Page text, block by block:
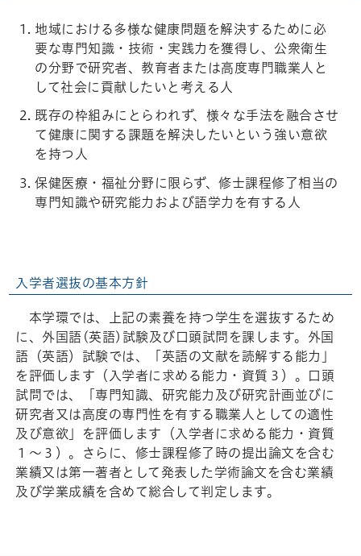
地域における多様な健康問題を解決するために必
要な専門知識・技術・実践力を獲得し、公衆衛生
の分野で研究者、教育者または高度専門職業人と
して社会に貢献したいと考える人
既存の枠組みにとらわれず、様々な手法を融合させ
て健康に関する課題を解決したいという強い意欲
を持つ人
保健医療・福祉分野に限らず、修士課程修了相当の
専門知識や研究能力および語学力を有する人
入学者選抜の基本方針
本学環では、上記の素養を持つ学生を選抜するため
に、外国語(英語)試験及び口頭試問を課します。外国
語（英語）試験では、「英語の文献を読解する能力」
を評価します（入学者に求める能力・資質３）。口頭
試問では、「専門知識、研究能力及び研究計画並びに
研究者又は高度の専門性を有する職業人としての適性
及び意欲」を評価します（入学者に求める能力・資質
１～３）。さらに、修士課程修了時の提出論文を含む
業績又は第一著者として発表した学術論文を含む業績
及び学業成績を含めて総合して判定します。